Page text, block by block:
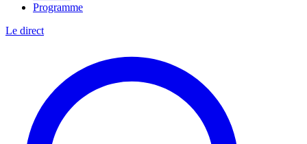
Programme
Le direct